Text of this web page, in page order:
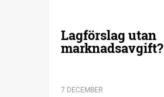
Lagförslag utan
marknadsavgift?
7 DECEMBER